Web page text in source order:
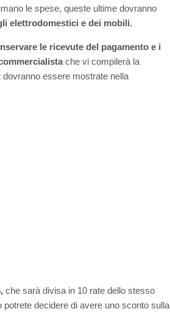
le spese, queste ultime dovranno
elettrodomestici e dei mobili.
le ricevute del pagamento e i
che vi compilerà la
dovranno essere mostrate nella
che sarà divisa in 10 rate dello stesso
decidere di avere uno sconto sulla